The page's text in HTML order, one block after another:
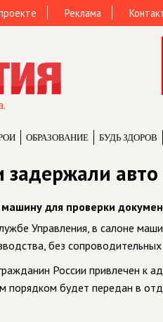
Реклама
ОБРАЗОВАНИЕ БУДЬ ЗДОРОВ
задержали
для проверки
Управления, в салоне
без
России привлечен к
порядком будет передан в